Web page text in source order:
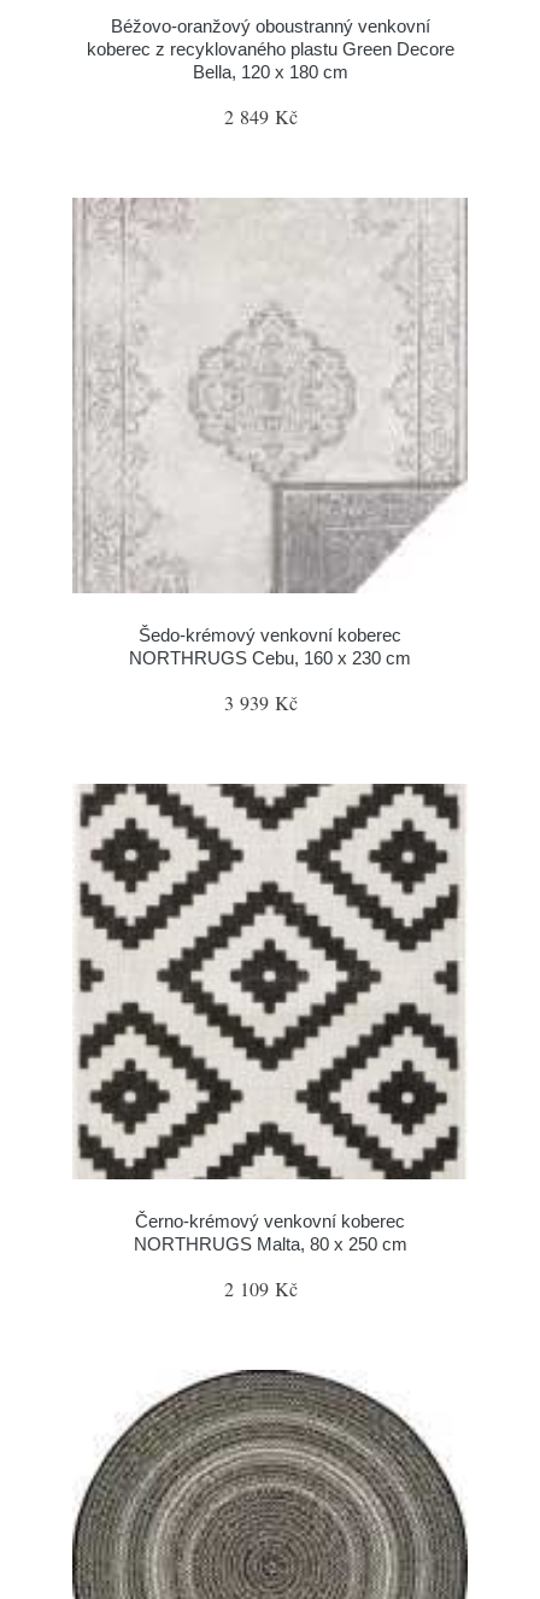
Béžovo-oranžový oboustranný venkovní
koberec z recyklovaného plastu Green Decore
Bella, 120 x 180 cm
2 849 Kč
Šedo-krémový venkovní koberec
NORTHRUGS Cebu, 160 x 230 cm
3 939 Kč
Černo-krémový venkovní koberec
NORTHRUGS Malta, 80 x 250 cm
2 109 Kč